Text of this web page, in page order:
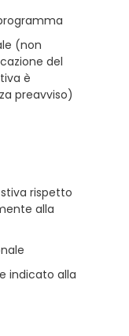
(non
del
è
preavviso)
rispetto
alla
indicato alla